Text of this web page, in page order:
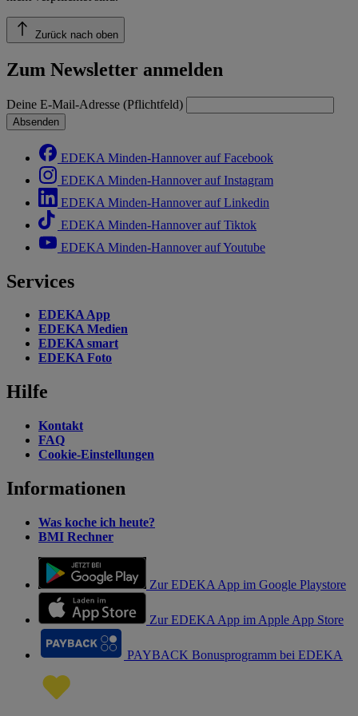
Zurück nach oben
Zum Newsletter anmelden
Deine E-Mail-Adresse (Pflichtfeld)
Absenden
EDEKA Minden-Hannover auf Facebook
EDEKA Minden-Hannover auf Instagram
EDEKA Minden-Hannover auf Linkedin
EDEKA Minden-Hannover auf Tiktok
EDEKA Minden-Hannover auf Youtube
Services
EDEKA App
EDEKA Medien
EDEKA smart
EDEKA Foto
Hilfe
Kontakt
FAQ
Cookie-Einstellungen
Informationen
Was koche ich heute?
BMI Rechner
Zur EDEKA App im Google Playstore
Zur EDEKA App im Apple App Store
PAYBACK Bonusprogramm bei EDEKA